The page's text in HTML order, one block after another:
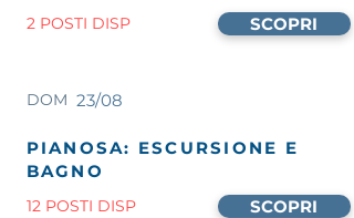
2 POSTI DISP SCOPRI
DOM 23/08
PIANOSA: ESCURSIONE E
BAGNO
12 POSTI DISP SCOPRI